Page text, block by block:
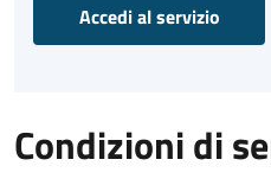
Accedi al servizio
Condizioni di